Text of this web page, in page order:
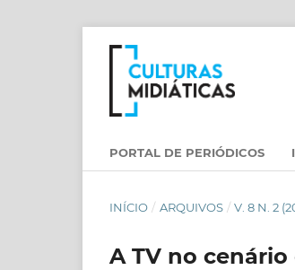
PORTAL DE PERIÓDICOS
INÍCIO / ARQUIVOS / V. 8 N. 2
A TV no